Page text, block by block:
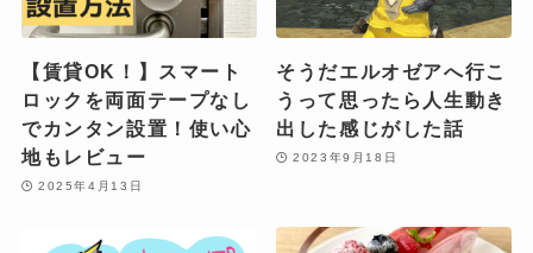
【賃貸OK！】スマート
ロックを両面テープなし
でカンタン設置！使い心
地もレビュー
2025年4月13日
そうだエルオゼアへ行こ
うって思ったら人生動き
出した感じがした話
2023年9月18日